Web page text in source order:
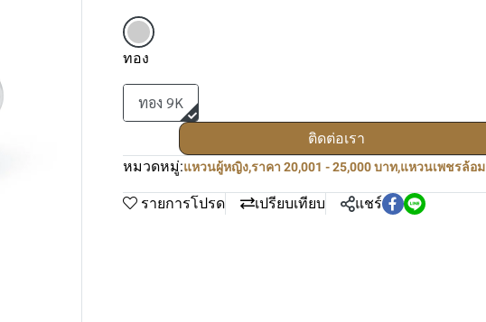
ทอง
ทอง 9K
ติดต่อเรา
หมวดหมู่:แหวนผู้หญิง,ราคา 20,001 - 25,000 บาท,แหวนเพชรล้อม
รายการโปรด เปรียบเทียบ แชร์